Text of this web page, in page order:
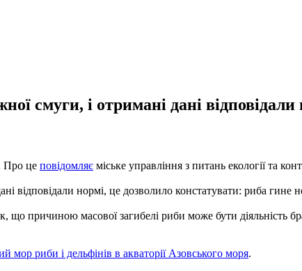
смуги, і отримані дані
Про це повідомляє міське управління з питань екології та
відповідали нормі, це дозволило констатувати: риба гине
причиною масової загибелі риби може бути діяльність
мор риби і дельфінів в акваторії Азовського моря.